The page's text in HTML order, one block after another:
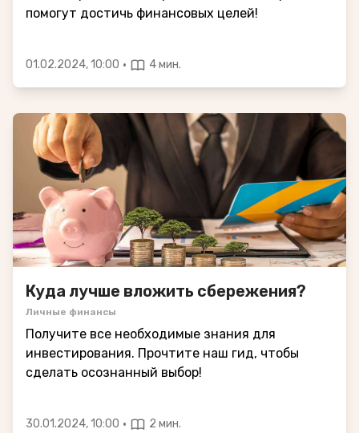
помогут достичь финансовых целей!
01.02.2024, 10:00 · 4 мин.
Куда лучше вложить сбережения?
Личные финансы
Получите все необходимые знания для
инвестирования. Прочтите наш гид, чтобы
сделать осознанный выбор!
30.01.2024, 10:00 · 2 мин.